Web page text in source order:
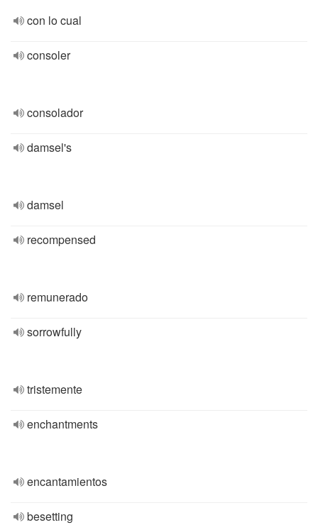
con lo cual
consoler
consolador
damsel's
damsel
recompensed
remunerado
sorrowfully
tristemente
enchantments
encantamientos
besetting